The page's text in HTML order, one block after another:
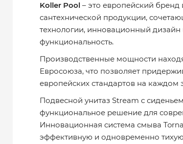
Koller Pool – это европейский бренд
сантехнической продукции,
технологии, инновационный
функциональность.
Производственные мощности
Евросоюза, что позволяет
европейских стандартов на каждом
Подвесной унитаз Stream с
функциональное решение для
Инновационная система смыва
эффективную и одновременно тихую